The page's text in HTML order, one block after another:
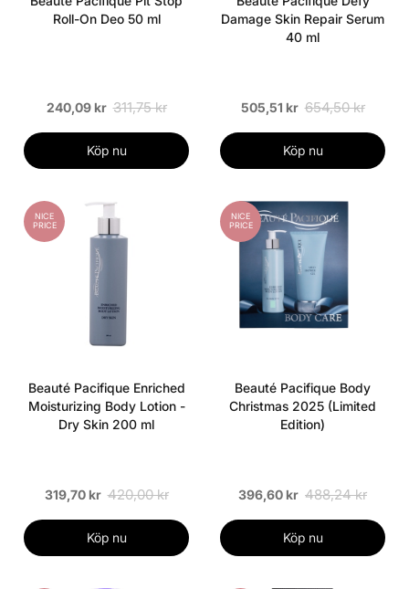
Roll-On Deo 50 ml
240,09 kr 311,75 kr
Köp nu
Damage Skin Repair Serum
40 ml
505,51 kr 654,50 kr
Köp nu
NICE
PRICE
Beauté Pacifique Enriched
Moisturizing Body Lotion -
Dry Skin 200 ml
319,70 kr 420,00 kr
Köp nu
NICE
PRICE
Beauté Pacifique Body
Christmas 2025 (Limited
Edition)
396,60 kr 488,24 kr
Köp nu